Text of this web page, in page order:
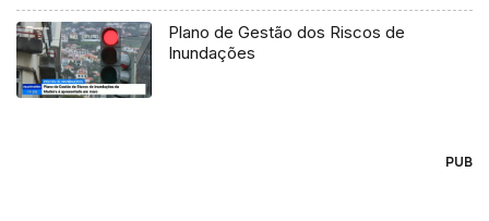
Plano de Gestão dos Riscos de
Inundações
PUB